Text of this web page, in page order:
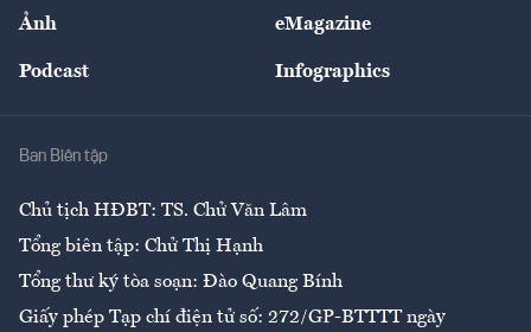
Giải trí
Ảnh eMagazine
Podcast Infographics
Ban Biên tập
Chủ tịch HĐBT: TS. Chử Văn Lâm
Tổng biên tập: Chử Thị Hạnh
Tổng thư ký tòa soạn: Đào Quang Bính
Giấy phép Tạp chí điện tử số: 272/GP-BTTTT ngày